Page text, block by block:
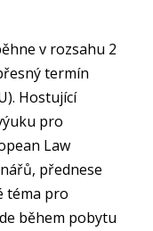
v rozsahu 2
termín
Hostující
pro
Law
přednese
téma pro
během pobytu